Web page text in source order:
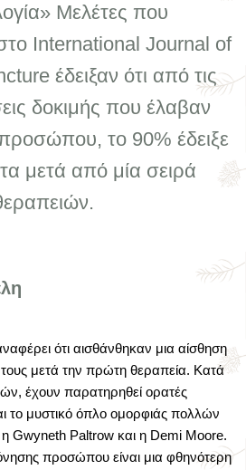
Μελέτες που
International Journal of
έδειξαν ότι από τις
δοκιμής που έλαβαν
το 90% έδειξε
μετά από μία σειρά
ότι αισθάνθηκαν μια αίσθηση
μετά την πρώτη θεραπεία. Κατά
έχουν παρατηρηθεί ορατές
το μυστικό όπλο ομορφιάς πολλών
Gwyneth Paltrow και η Demi Moore.
προσώπου είναι μια φθηνότερη